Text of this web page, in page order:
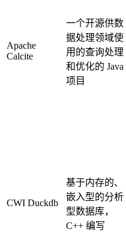
Apache
Calcite
一个开源供数
据处理领域使
用的查询处理
和优化的 Java
项目
CWI Duckdb
基于内存的、
嵌入型的分析
型数据库，
C++ 编写